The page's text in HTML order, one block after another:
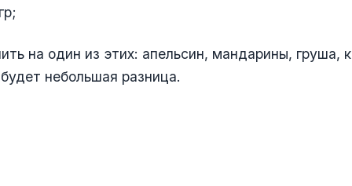
на один из этих: апельсин, мандарины, груша,
небольшая разница.